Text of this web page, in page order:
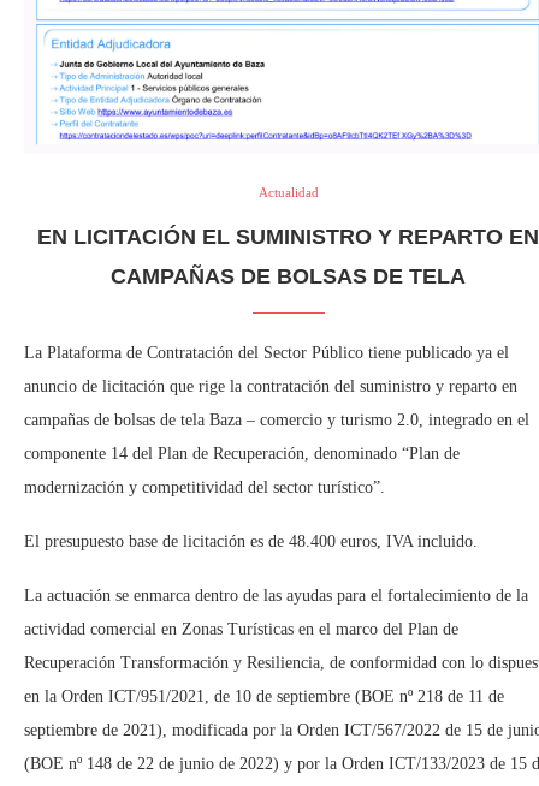
Actualidad
EN LICITACIÓN EL SUMINISTRO Y REPARTO EN
CAMPAÑAS DE BOLSAS DE TELA
La Plataforma de Contratación del Sector Público tiene publicado ya el
anuncio de licitación que rige la contratación del suministro y reparto en
campañas de bolsas de tela Baza – comercio y turismo 2.0, integrado en el
componente 14 del Plan de Recuperación, denominado “Plan de
modernización y competitividad del sector turístico”.
El presupuesto base de licitación es de 48.400 euros, IVA incluido.
La actuación se enmarca dentro de las ayudas para el fortalecimiento de la
actividad comercial en Zonas Turísticas en el marco del Plan de
Recuperación Transformación y Resiliencia, de conformidad con lo
en la Orden ICT/951/2021, de 10 de septiembre (BOE nº 218 de 11 de
septiembre de 2021), modificada por la Orden ICT/567/2022 de 15 de
(BOE nº 148 de 22 de junio de 2022) y por la Orden ICT/133/2023 de 15